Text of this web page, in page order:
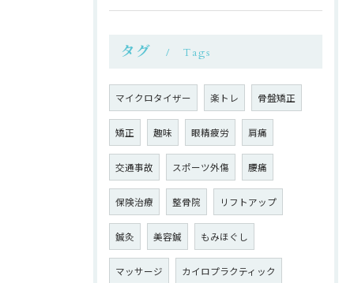
タグ Tags
マイクロタイザー 楽トレ 骨盤矯正
矯正 趣味 眼精疲労 肩痛
交通事故 スポーツ外傷 腰痛
保険治療 整骨院 リフトアップ
鍼灸 美容鍼 もみほぐし
マッサージ カイロプラクティック